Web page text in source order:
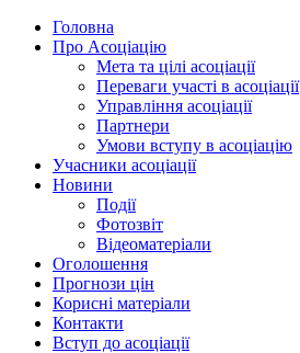
Головна
Про Асоціацію
Мета та цілі асоціації
Переваги участі в асоціації
Управління асоціації
Партнери
Умови вступу в асоціацію
Учасники асоціації
Новини
Події
Фотозвіт
Відеоматеріали
Оголошення
Прогнози цін
Корисні матеріали
Контакти
Вступ до асоціації